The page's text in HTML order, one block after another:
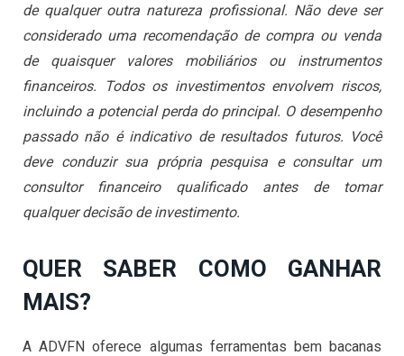
de qualquer outra natureza profissional. Não deve ser
considerado uma recomendação de compra ou venda
de quaisquer valores mobiliários ou instrumentos
financeiros. Todos os investimentos envolvem riscos,
incluindo a potencial perda do principal. O desempenho
passado não é indicativo de resultados futuros. Você
deve conduzir sua própria pesquisa e consultar um
consultor financeiro qualificado antes de tomar
qualquer decisão de investimento.
QUER SABER COMO GANHAR
MAIS?
A ADVFN oferece algumas ferramentas bem bacanas